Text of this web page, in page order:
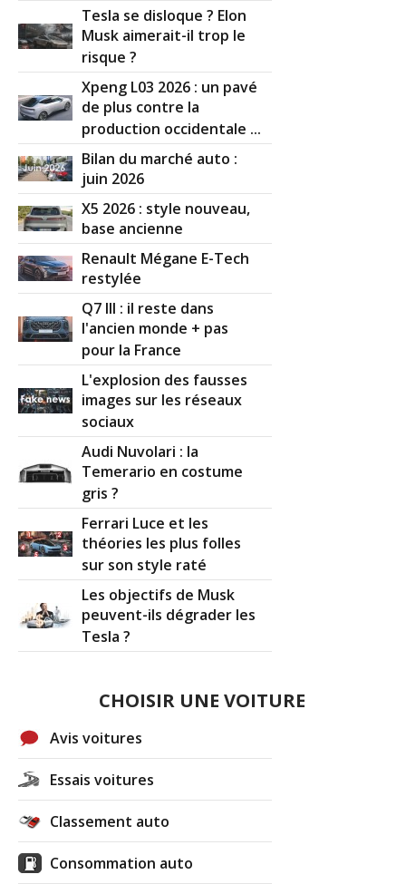
Tesla se disloque ? Elon
Musk aimerait-il trop le
risque ?
Xpeng L03 2026 : un pavé
de plus contre la
production occidentale ...
Bilan du marché auto :
juin 2026
X5 2026 : style nouveau,
base ancienne
Renault Mégane E-Tech
restylée
Q7 III : il reste dans
l'ancien monde + pas
pour la France
L'explosion des fausses
images sur les réseaux
sociaux
Audi Nuvolari : la
Temerario en costume
gris ?
Ferrari Luce et les
théories les plus folles
sur son style raté
Les objectifs de Musk
peuvent-ils dégrader les
Tesla ?
CHOISIR UNE VOITURE
Avis voitures
Essais voitures
Classement auto
Consommation auto